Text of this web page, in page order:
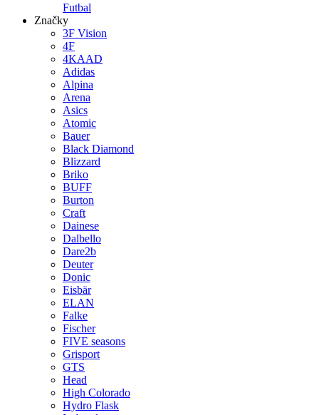
Futbal
Značky
3F Vision
4F
4KAAD
Adidas
Alpina
Arena
Asics
Atomic
Bauer
Black Diamond
Blizzard
Briko
BUFF
Burton
Craft
Dainese
Dalbello
Dare2b
Deuter
Donic
Eisbär
ELAN
Falke
Fischer
FIVE seasons
Grisport
GTS
Head
High Colorado
Hydro Flask